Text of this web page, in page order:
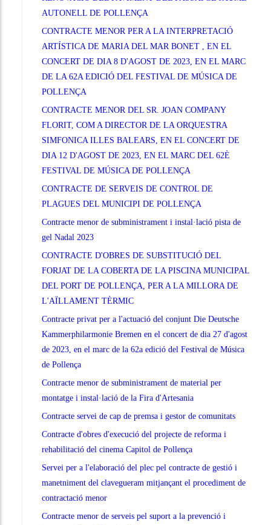
AUTONELL DE POLLENÇA
CONTRACTE MENOR PER A LA INTERPRETACIÓ
ARTÍSTICA DE MARIA DEL MAR BONET , EN EL
CONCERT DE DIA 8 D'AGOST DE 2023, EN EL MARC
DE LA 62A EDICIÓ DEL FESTIVAL DE MÚSICA DE
POLLENÇA
CONTRACTE MENOR DEL SR. JOAN COMPANY
FLORIT, COM A DIRECTOR DE LA ORQUESTRA
SIMFONICA ILLES BALEARS, EN EL CONCERT DE
DIA 12 D'AGOST DE 2023, EN EL MARC DEL 62È
FESTIVAL DE MÚSICA DE POLLENÇA
CONTRACTE DE SERVEIS DE CONTROL DE
PLAGUES DEL MUNICIPI DE POLLENÇA
Contracte menor de subministrament i instal·lació pista de
gel Nadal 2023
CONTRACTE D'OBRES DE SUBSTITUCIÓ DEL
FORJAT DE LA COBERTA DE LA PISCINA MUNICIPAL
DEL PORT DE POLLENÇA, PER A LA MILLORA DE
L'AÏLLAMENT TÈRMIC
Contracte privat per a l'actuació del conjunt Die Deutsche
Kammerphilarmonie Bremen en el concert de dia 27 d'agost
de 2023, en el marc de la 62a edició del Festival de Música
de Pollença
Contracte menor de subministrament de material per
montatge i instal·lació de la Fira d'Artesania
Contracte servei de cap de premsa i gestor de comunitats
Contracte d'obres d'execució del projecte de reforma i
rehabilitació del cinema Capitol de Pollença
Servei per a l'elaboració del plec pel contracte de gestió i
manetniment del clavegueram mitjançant el procediment de
contractació menor
Contracte menor de serveis pel suport a la prevenció i